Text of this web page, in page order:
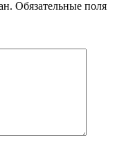
Обязательные поля